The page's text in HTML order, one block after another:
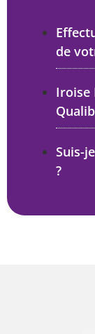
de
Iroise
Suis-
?